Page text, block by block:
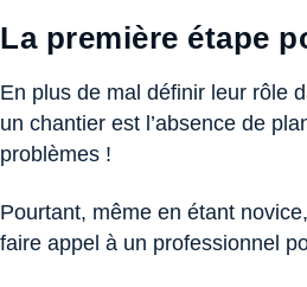
La première étape
En plus de mal définir leur rôle
un chantier est l’absence de
problèmes !
Pourtant, même en étant
faire appel à un professionnel